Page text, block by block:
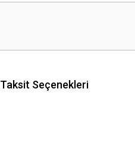
Taksit Seçenekleri